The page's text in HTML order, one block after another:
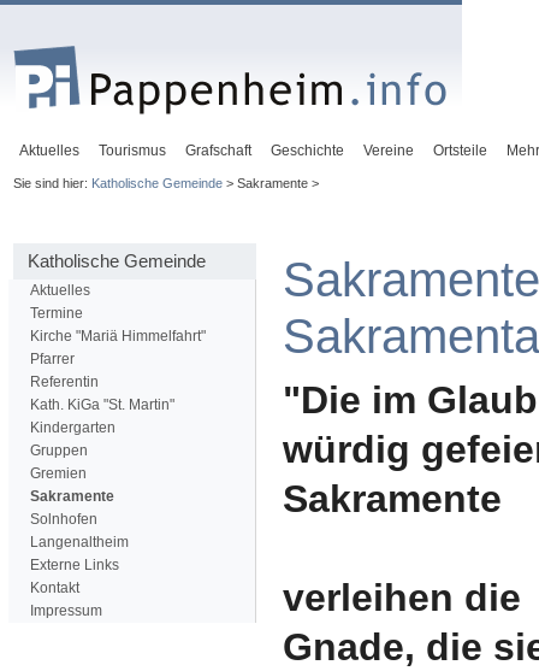
Aktuelles Tourismus Grafschaft Geschichte Vereine Ortsteile Mehr
Sie sind hier: Katholische Gemeinde> Sakramente >
Katholische Gemeinde
Aktuelles
Termine
Kirche "Mariä Himmelfahrt"
Pfarrer
Referentin
Kath. KiGa "St. Martin"
Kindergarten
Gruppen
Gremien
Sakramente
Solnhofen
Langenaltheim
Externe Links
Kontakt
Impressum
"Die im
würdig
Sakramente
verleihen die
Gnade, die